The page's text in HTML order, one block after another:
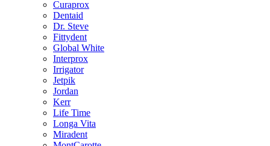
Curaprox
Dentaid
Dr. Steve
Fittydent
Global White
Interprox
Irrigator
Jetpik
Jordan
Kerr
Life Time
Longa Vita
Miradent